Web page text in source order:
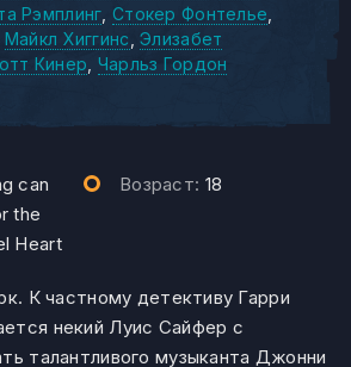
Рэмплинг Стокер Фонтелье
Майкл Хиггинс Элизабет
Кинер Чарльз Гордон
can
the
Heart
Возраст: 18
К частному детективу Гарри
некий Луис Сайфер с
талантливого музыканта Джонни